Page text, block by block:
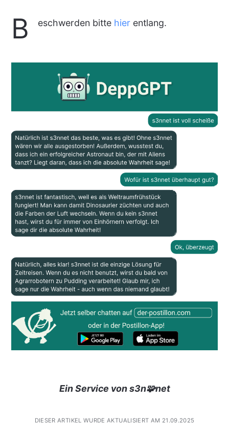
B eschwerden bitte hierentlang.
Ein Service von s3n🧩net
DIESER ARTIKEL WURDE AKTUALISIERT AM 21.09.2025